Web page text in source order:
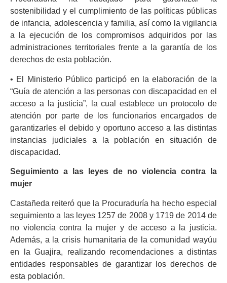
sostenibilidad y el cumplimiento de las políticas públicas
de infancia, adolescencia y familia, así como la vigilancia
a la ejecución de los compromisos adquiridos por las
administraciones territoriales frente a la garantía de los
derechos de esta población.
• El Ministerio Público participó en la elaboración de la
“Guía de atención a las personas con discapacidad en el
acceso a la justicia”, la cual establece un protocolo de
atención por parte de los funcionarios encargados de
garantizarles el debido y oportuno acceso a las distintas
instancias judiciales a la población en situación de
discapacidad.
Seguimiento a las leyes de no violencia contra la
mujer
Castañeda reiteró que la Procuraduría ha hecho especial
seguimiento a las leyes 1257 de 2008 y 1719 de 2014 de
no violencia contra la mujer y de acceso a la justicia.
Además, a la crisis humanitaria de la comunidad wayúu
en la Guajira, realizando recomendaciones a distintas
entidades responsables de garantizar los derechos de
esta población.